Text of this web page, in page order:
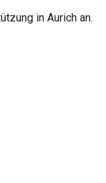
in Aurich an.